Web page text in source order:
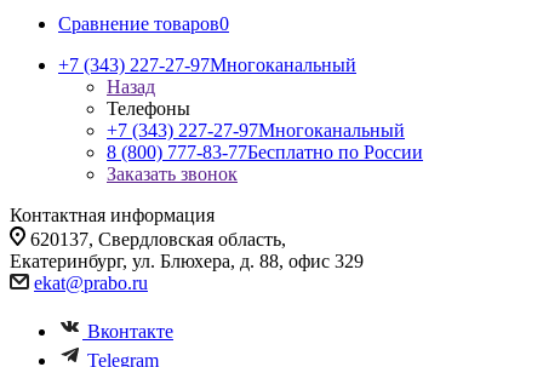
Сравнение товаров0
+7 (343) 227-27-97Многоканальный
Назад
Телефоны
+7 (343) 227-27-97Многоканальный
8 (800) 777-83-77Бесплатно по России
Заказать звонок
Контактная информация
620137, Свердловская область,
Екатеринбург, ул. Блюхера, д. 88, офис 329
ekat@prabo.ru
Вконтакте
Telegram